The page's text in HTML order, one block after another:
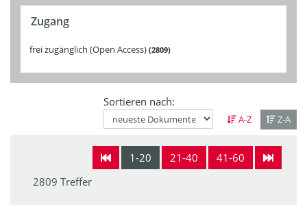
Zugang
frei zugänglich (Open Access) 2809
Sortieren nach:
A-Z Z-A
1-20 21-40
41-60
2809 Treffer